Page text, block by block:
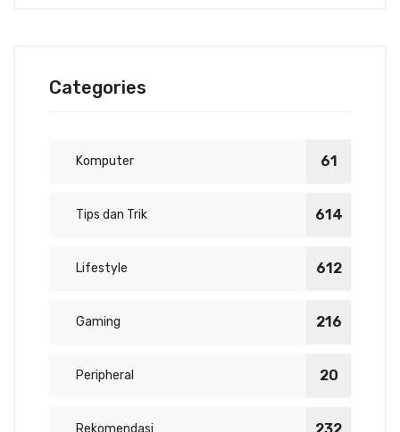
Categories
Komputer 61
Tips dan Trik 614
Lifestyle 612
Gaming 216
Peripheral 20
Rekomendasi